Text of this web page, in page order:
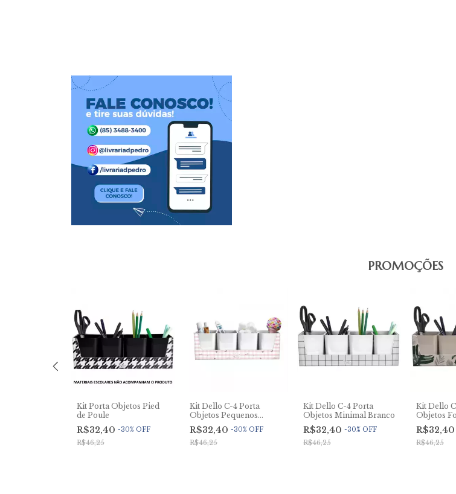
PROMOÇÕES
Kit Porta Objetos Pied
de Poule
R$32,40 -30% OFF
R$46,25
Kit Dello C-4 Porta
Objetos Pequenos
Astros Branco
R$32,40-30%OFF
R$46,25
Kit Dello C-4 Porta
Objetos Minimal Branco
R$32,40 -30% OFF
R$46,25
Kit Dello
Objetos
R$32,40
R$46,25